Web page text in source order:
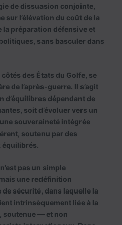
de dissuasion conjointe,
sur l’élévation du coût de la
la préparation défensive et
sans basculer dans
des États du Golfe, se
de l’après-guerre. Il s’agit
d’équilibres dépendant de
soit d’évoluer vers un
souveraineté intégrée
soutenu par des
équilibrés.
pas un simple
une redéfinition
sécurité, dans laquelle la
intrinsèquement liée à la
soutenue — et non